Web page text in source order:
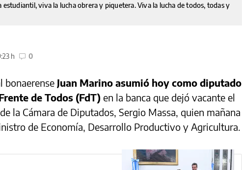
estudiantil, viva la lucha obrera y piquetera. Viva la lucha de todos, todas y
h 0
bonaerense Juan Marino asumió hoy como diputado
de Todos (FdT) en la banca que dejó vacante el
la Cámara de Diputados, Sergio Massa, quien mañana
de Economía, Desarrollo Productivo y Agricultura.